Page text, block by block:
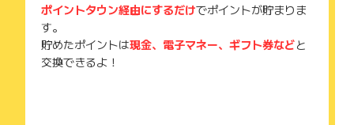
6.豊富な決済方法
eSIM-sanの決済は、クレジットカード（VISA、Mastercar
d、AmericanExpress、DinersClub、DISCOVER、JCB）に加
ポイントタウン経由にするだけでポイントが貯まりま
す。
貯めたポイントは現金、電子マネー、ギフト券などと
交換できるよ！